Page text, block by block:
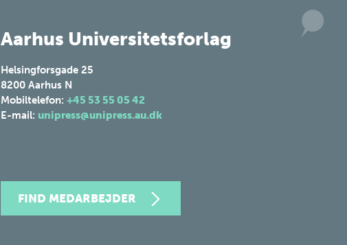
Aarhus Universitetsforlag
Helsingforsgade 25
8200 Aarhus N
Mobiltelefon: +45 53 55 05 42
E-mail: unipress@unipress.au.dk
FIND MEDARBEJDER